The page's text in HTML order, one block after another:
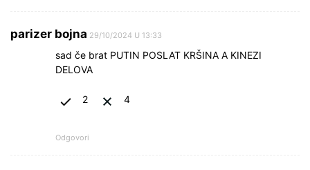
parizer bojna 29/10/2024 U 13:33
sad če brat PUTIN POSLAT KRŠINA A KINEZI
DELOVA
2 4
Odgovori